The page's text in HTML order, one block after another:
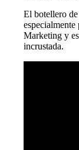
El botellero
Marketing y
incrustada.